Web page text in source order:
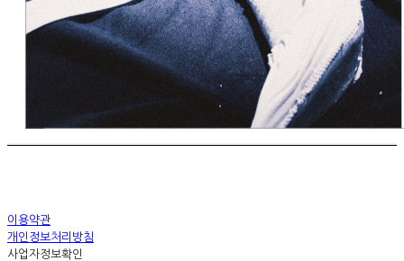
이용약관
개인정보처리방침
사업자정보확인